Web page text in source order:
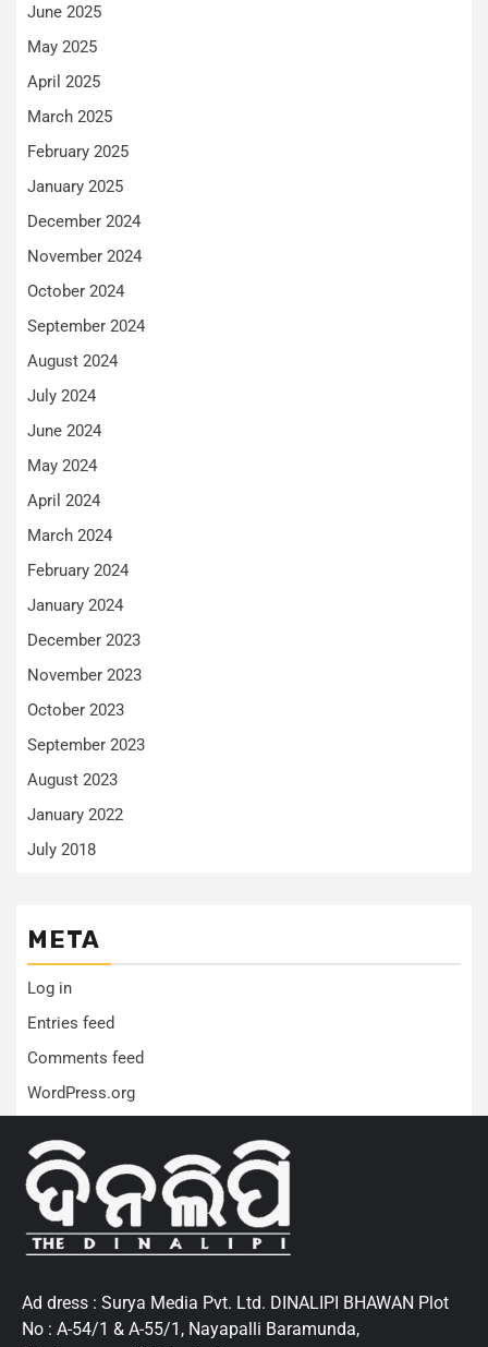
June 2025
May 2025
April 2025
March 2025
February 2025
January 2025
December 2024
November 2024
October 2024
September 2024
August 2024
July 2024
June 2024
May 2024
April 2024
March 2024
February 2024
January 2024
December 2023
November 2023
October 2023
September 2023
August 2023
January 2022
July 2018
META
Log in
Entries feed
Comments feed
WordPress.org
Ad dress : Surya Media Pvt. Ltd. DINALIPI BHAWAN Plot
No : A-54/1 & A-55/1, Nayapalli Baramunda,